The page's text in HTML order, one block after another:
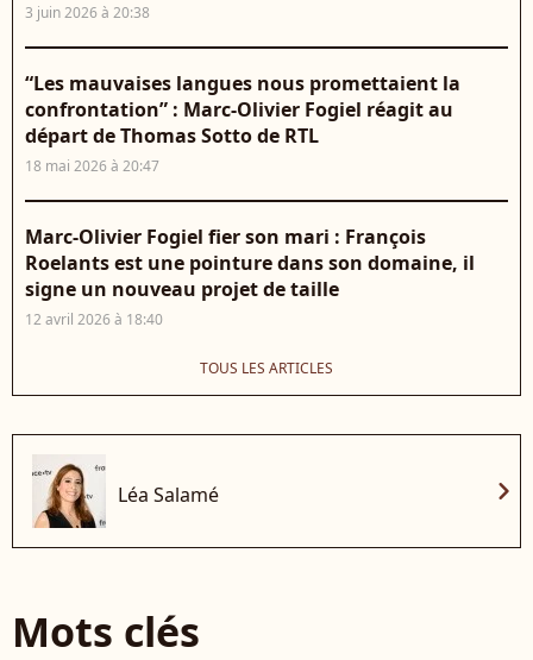
3 juin 2026 à 20:38
“Les mauvaises langues nous promettaient la
confrontation” : Marc-Olivier Fogiel réagit au
départ de Thomas Sotto de RTL
18 mai 2026 à 20:47
Marc-Olivier Fogiel fier son mari : François
Roelants est une pointure dans son domaine, il
signe un nouveau projet de taille
12 avril 2026 à 18:40
TOUS LES ARTICLES
Léa Salamé chevron_right
Mots clés